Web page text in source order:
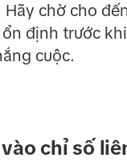
Hãy chờ cho
định trước
cuộc.
chỉ số